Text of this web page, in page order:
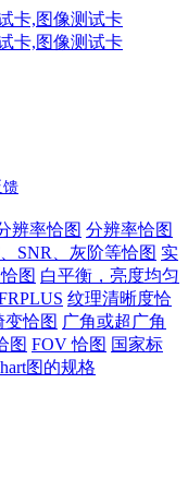
馈
辨率恰图 分辨率恰图
SNR、灰阶等恰图 实
图 白平衡，亮度均匀
纹理清晰度恰
变恰图 广角或超广角
图 FOV 恰图 国家标
图的规格